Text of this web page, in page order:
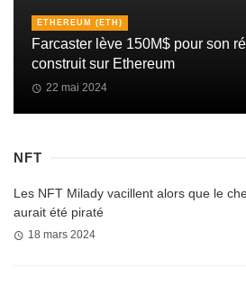
ETHEREUM (ETH)
Farcaster lève 150M$ pour son
construit sur Ethereum
22 mai 2024
NFT
Les NFT Milady vacillent alors que le
aurait été piraté
18 mars 2024